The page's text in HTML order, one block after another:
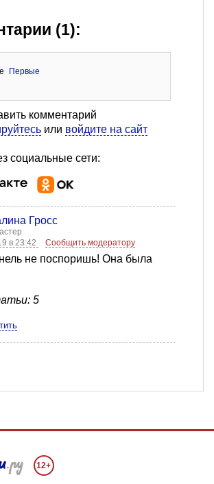
(1):
Первые
комментарий
или войдите на сайт
социальные сети:
Гросс
в 23:42
Сообщить модератору
не поспоришь! Она была
5
12+